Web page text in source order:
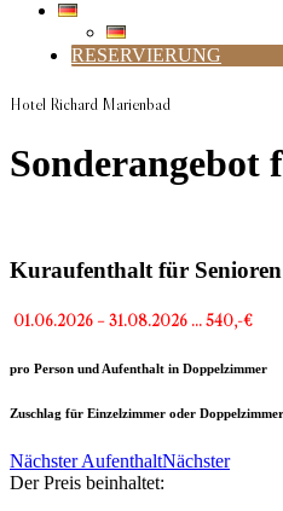
RESERVIERUNG
Hotel Richard Marienbad
Sonderangebot
Kuraufenthalt für
01.06.2026 – 31.08.2026 … 540,-€
pro Person und Aufenthalt in Doppelzimmer
Zuschlag für Einzelzimmer oder
Nächster AufenthaltNächster
Der Preis beinhaltet: